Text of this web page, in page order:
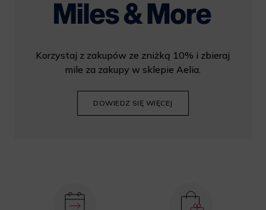
Korzystaj z zakupów ze zniżką 10% i zbieraj
mile za zakupy w sklepie Aelia.
DOWIEDZ SIĘ WIĘCEJ